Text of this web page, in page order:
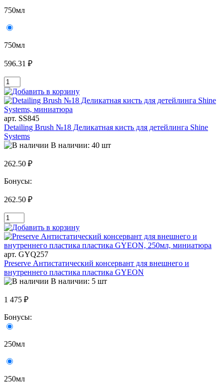
750мл
750мл
596.31 ₽
арт. SS845
Detailing Brush №18 Деликатная кисть для детейлинга Shine
Systems
В наличии: 40 шт
262.50 ₽
Бонусы:
262.50 ₽
арт. GYQ257
Preserve Антистатический консервант для внешнего и
внутреннего пластика пластика GYEON
В наличии: 5 шт
1 475 ₽
Бонусы:
250мл
250мл